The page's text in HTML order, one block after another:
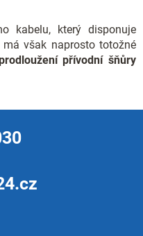
kabelu, který disponuje
však naprosto totožné
přívodní šňůry